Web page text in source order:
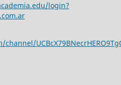
login?